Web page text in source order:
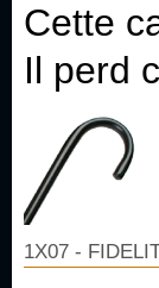
Cette
Il perd
1X07 -